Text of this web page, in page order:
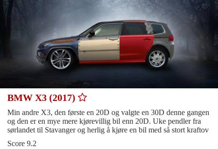
BMW X3 (2017)
Min andre X3, den første en 20D og valgte en 30D denne gangen
og den er en mye mere kjørevillig bil enn 20D. Uke pendler fra
sørlandet til Stavanger og herlig å kjøre en bil med så stort kraftov
Score 9.2